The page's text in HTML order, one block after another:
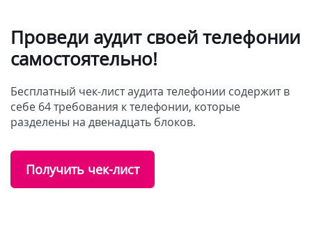
Проведи аудит своей телефонии
самостоятельно!
Бесплатный чек-лист аудита телефонии содержит в
себе 64 требования к телефонии, которые
разделены на двенадцать блоков.
Получить чек-лист